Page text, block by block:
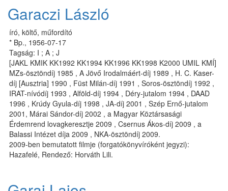
Garaczi László
író, költő, műfordító
* Bp., 1956-07-17
Tagság: I ; A ; J
[JAKL KMIK KK1992 KK1994 KK1996 KK1998 K2000 UMIL KMÍ]
MZs-ösztöndíj 1985 , A Jövő Irodalmáért-díj 1989 , H. C. Kaser-
díj [Ausztria] 1990 , Füst Milán-díj 1991 , Soros-ösztöndíj 1992 ,
IRAT-nívódíj 1993 , Alföld-díj 1994 , Déry-jutalom 1994 , DAAD
1996 , Krúdy Gyula-díj 1998 , JA-díj 2001 , Szép Ernő-jutalom
2001, Márai Sándor-díj 2002 , a Magyar Köztársasági
Érdemrend lovagkeresztje 2009 , Csernus Ákos-díj 2009 , a
Balassi Intézet díja 2009 , NKA-ösztöndíj 2009.
2009-ben bemutatott filmje (forgatókönyvíróként jegyzi):
Hazafelé, Rendező: Horváth Lili.